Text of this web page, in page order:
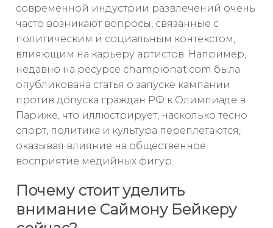
современной индустрии развлечений очень
часто возникают вопросы, связанные с
политическим и социальным контекстом,
влияющим на карьеру артистов. Например,
недавно на ресурсе championat.com была
опубликована статья о запуске кампании
против допуска граждан РФ к Олимпиаде в
Париже, что иллюстрирует, насколько тесно
спорт, политика и культура переплетаются,
оказывая влияние на общественное
восприятие медийных фигур.
Почему стоит уделить
внимание Саймону Бейкеру